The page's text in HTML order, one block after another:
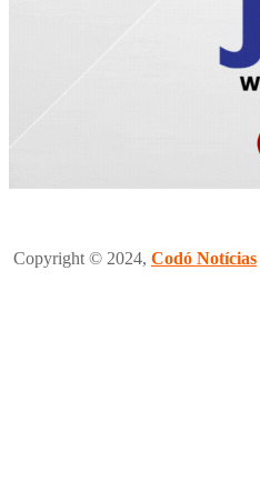
Copyright © 2024, Codó Notícias